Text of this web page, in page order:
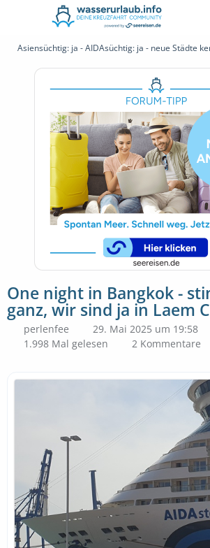
Asiensüchtig: ja - AIDAsüchtig: ja - neue Städte
One night in Bangkok -
ganz, wir sind ja in Laem
perlenfee
29. Mai 2025 um 19:58
1.998 Mal gelesen
2 Kommentare